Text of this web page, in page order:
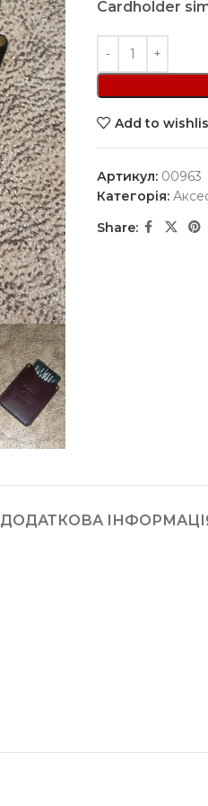
Cardholder
Add to
Артикул: 00963
Категорія:
Share:
ДОДАТКОВА